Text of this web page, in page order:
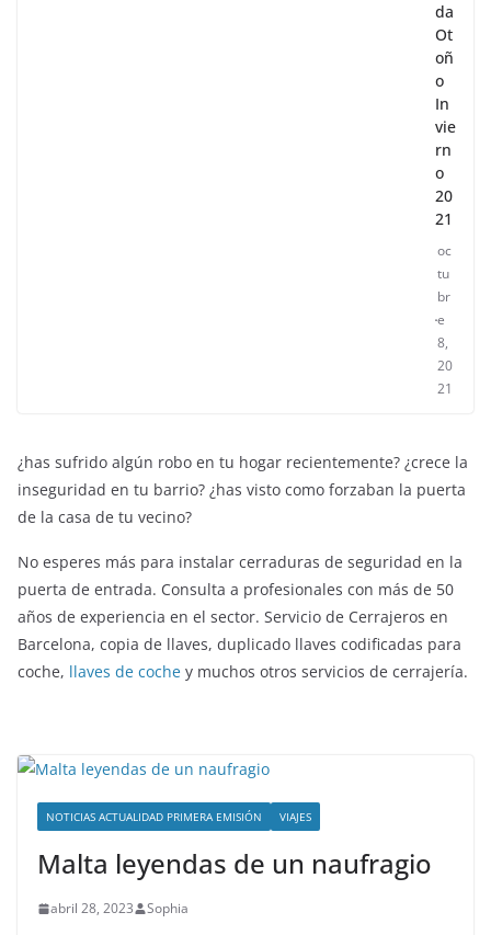
da
Ot
oñ
o
In
vie
rn
o
20
21
oc
tu
br
e
8,
20
21
¿has sufrido algún robo en tu hogar recientemente? ¿crece la
inseguridad en tu barrio? ¿has visto como forzaban la puerta
de la casa de tu vecino?
No esperes más para instalar cerraduras de seguridad en la
puerta de entrada. Consulta a profesionales con más de 50
años de experiencia en el sector. Servicio de Cerrajeros en
Barcelona, copia de llaves, duplicado llaves codificadas para
coche, llaves de coche y muchos otros servicios de cerrajería.
NOTICIAS ACTUALIDAD PRIMERA EMISIÓN VIAJES
Malta leyendas de un naufragio
abril 28, 2023 Sophia